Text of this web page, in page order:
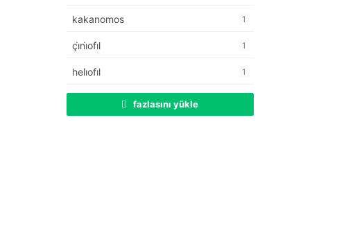
kakanomos 1
çi̇ni̇ofi̇l 1
heli̇ofi̇l 1
fazlasını yükle